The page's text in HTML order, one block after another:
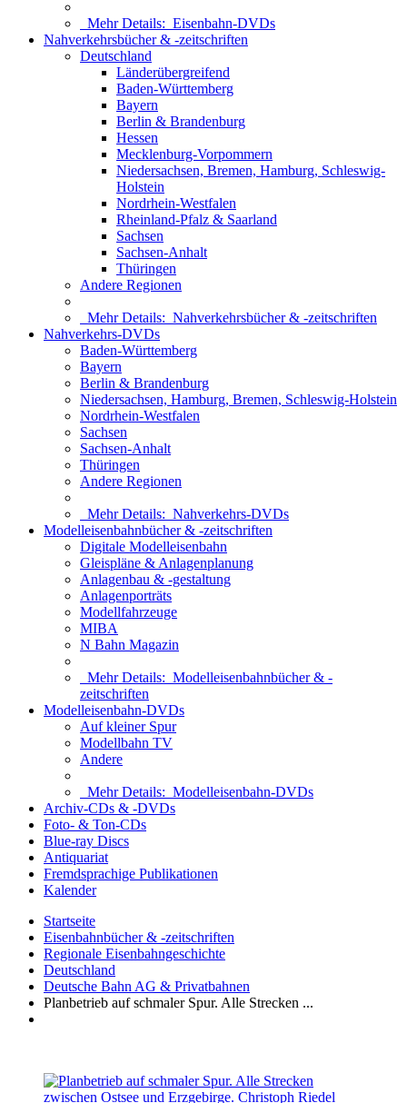
Mehr Details: Eisenbahn-DVDs
Nahverkehrsbücher & -zeitschriften
Deutschland
Länderübergreifend
Baden-Württemberg
Bayern
Berlin & Brandenburg
Hessen
Mecklenburg-Vorpommern
Niedersachsen, Bremen, Hamburg, Schleswig-
Holstein
Nordrhein-Westfalen
Rheinland-Pfalz & Saarland
Sachsen
Sachsen-Anhalt
Thüringen
Andere Regionen
Mehr Details: Nahverkehrsbücher & -zeitschriften
Nahverkehrs-DVDs
Baden-Württemberg
Bayern
Berlin & Brandenburg
Niedersachsen, Hamburg, Bremen, Schleswig-Holstein
Nordrhein-Westfalen
Sachsen
Sachsen-Anhalt
Thüringen
Andere Regionen
Mehr Details: Nahverkehrs-DVDs
Modelleisenbahnbücher & -zeitschriften
Digitale Modelleisenbahn
Gleispläne & Anlagenplanung
Anlagenbau & -gestaltung
Anlagenporträts
Modellfahrzeuge
MIBA
N Bahn Magazin
Mehr Details: Modelleisenbahnbücher & -
zeitschriften
Modelleisenbahn-DVDs
Auf kleiner Spur
Modellbahn TV
Andere
Mehr Details: Modelleisenbahn-DVDs
Archiv-CDs & -DVDs
Foto- & Ton-CDs
Blue-ray Discs
Antiquariat
Fremdsprachige Publikationen
Kalender
Startseite
Eisenbahnbücher & -zeitschriften
Regionale Eisenbahngeschichte
Deutschland
Deutsche Bahn AG & Privatbahnen
Planbetrieb auf schmaler Spur. Alle Strecken ...